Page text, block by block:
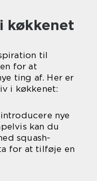
køkkenet
til
for at
ting af. Her er
i køkkenet:
nye
kan du
squash-
for at tilføje en